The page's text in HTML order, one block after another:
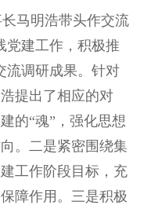
马明浩带头作交流
党建工作，积极推
流调研成果。针对
提出了相应的对
的“魂”，强化思想
。二是紧密围绕集
工作阶段目标，充
障作用。三是积极